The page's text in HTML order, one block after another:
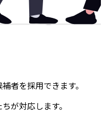
者を採用できます。
が対応します。